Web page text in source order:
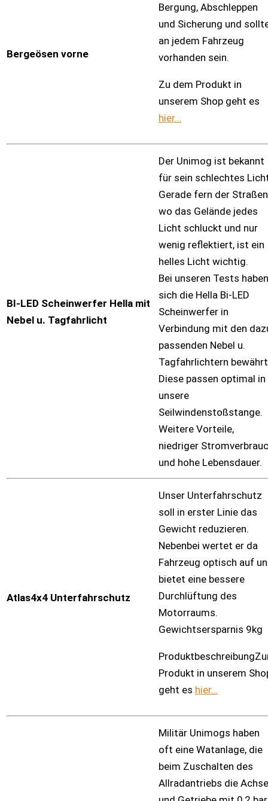
Bergeösen vorne
Bergung, Abschleppen
und Sicherung und
an jedem Fahrzeug
vorhanden sein.
Zu dem Produkt in
unserem Shop geht es
hier…
BI-LED Scheinwerfer Hella mit
Nebel u. Tagfahrlicht
Der Unimog ist bekannt
für sein schlechtes
Gerade fern der
wo das Gelände jedes
Licht schluckt und nur
wenig reflektiert, ist ein
helles Licht wichtig.
Bei unseren Tests haben
sich die Hella Bi-LED
Scheinwerfer in
Verbindung mit den
passenden Nebel u.
Tagfahrlichtern
Diese passen optimal in
unsere
Seilwindenstoßstange.
Weitere Vorteile,
niedriger
und hohe Lebensdauer.
Atlas4x4 Unterfahrschutz
Unser Unterfahrschutz
soll in erster Linie das
Gewicht reduzieren.
Nebenbei wertet er da
Fahrzeug optisch auf
bietet eine bessere
Durchlüftung des
Motorraums.
Gewichtsersparnis 9kg
Produkt in unserem
geht es hier…
Militär Unimogs haben
oft eine Watanlage, die
beim Zuschalten des
Allradantriebs die